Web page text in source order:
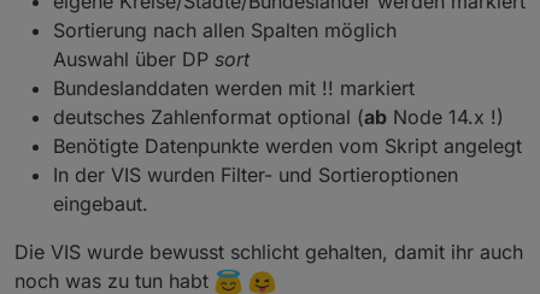
Wahlweise können alle Landkreisdaten des
Covid19 Adapters angezeigt werden
Thread nachlesen, die neueste Version befindet
sich immer in diesem Beitrag
Sortierung nach allen Spalten möglich
Auswahl über DP sort
Bundeslanddaten werden mit !! markiert
deutsches Zahlenformat optional (ab Node 14.x !)
Benötigte Datenpunkte werden vom Skript angelegt
In der VIS wurden Filter- und Sortieroptionen
eingebaut.
Die VIS wurde bewusst schlicht gehalten, damit ihr auch
noch was zu tun habt